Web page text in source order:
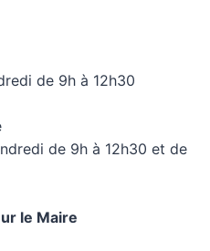
de 9h à 12h30
de 9h à 12h30 et de
le Maire